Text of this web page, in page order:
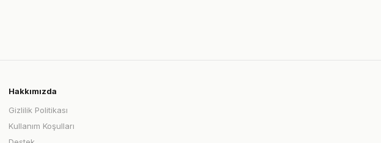
Hakkımızda
Gizlilik Politikası
Kullanım Koşulları